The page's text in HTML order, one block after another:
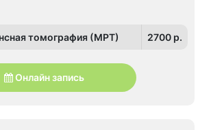
томография (МРТ) 2700 p.
Онлайн запись